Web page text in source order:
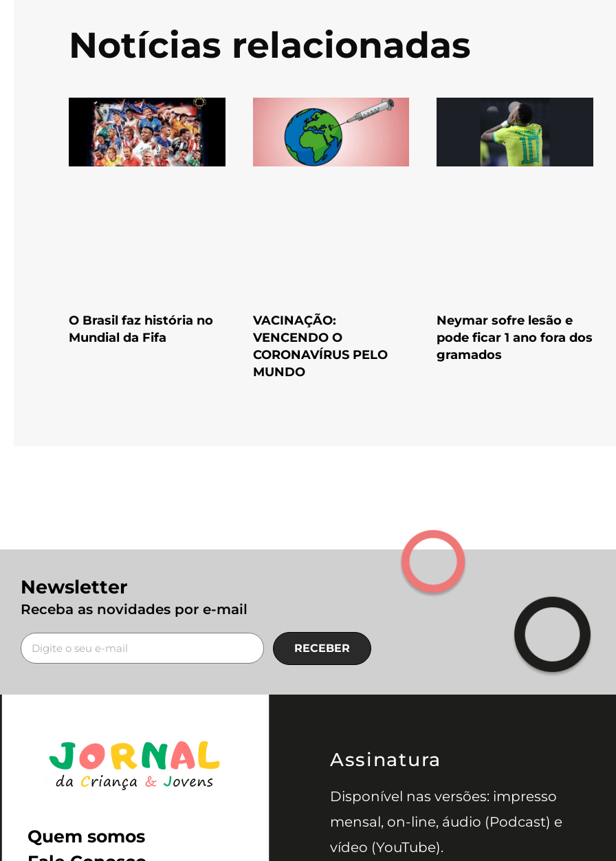
Notícias relacionadas
O Brasil faz história no
Mundial da Fifa
VACINAÇÃO:
VENCENDO O
CORONAVÍRUS PELO
MUNDO
Neymar sofre lesão e
pode ficar 1 ano fora dos
gramados
Newsletter
Receba as novidades por e-mail
RECEBER
Quem somos
Assinatura
Disponível nas versões: impresso
mensal, on-line, áudio (Podcast) e
vídeo (YouTube).